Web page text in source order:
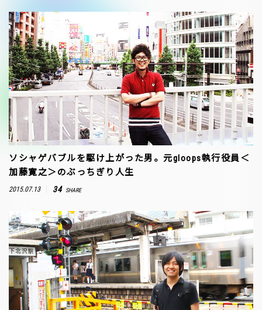
ソシャゲバブルを駆け上がった男。元gloops執行役員＜
加藤寛之＞のぶっちぎり人生
2015.07.13 34 SHARE